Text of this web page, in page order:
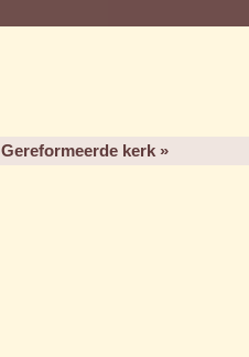
Gereformeerde kerk »